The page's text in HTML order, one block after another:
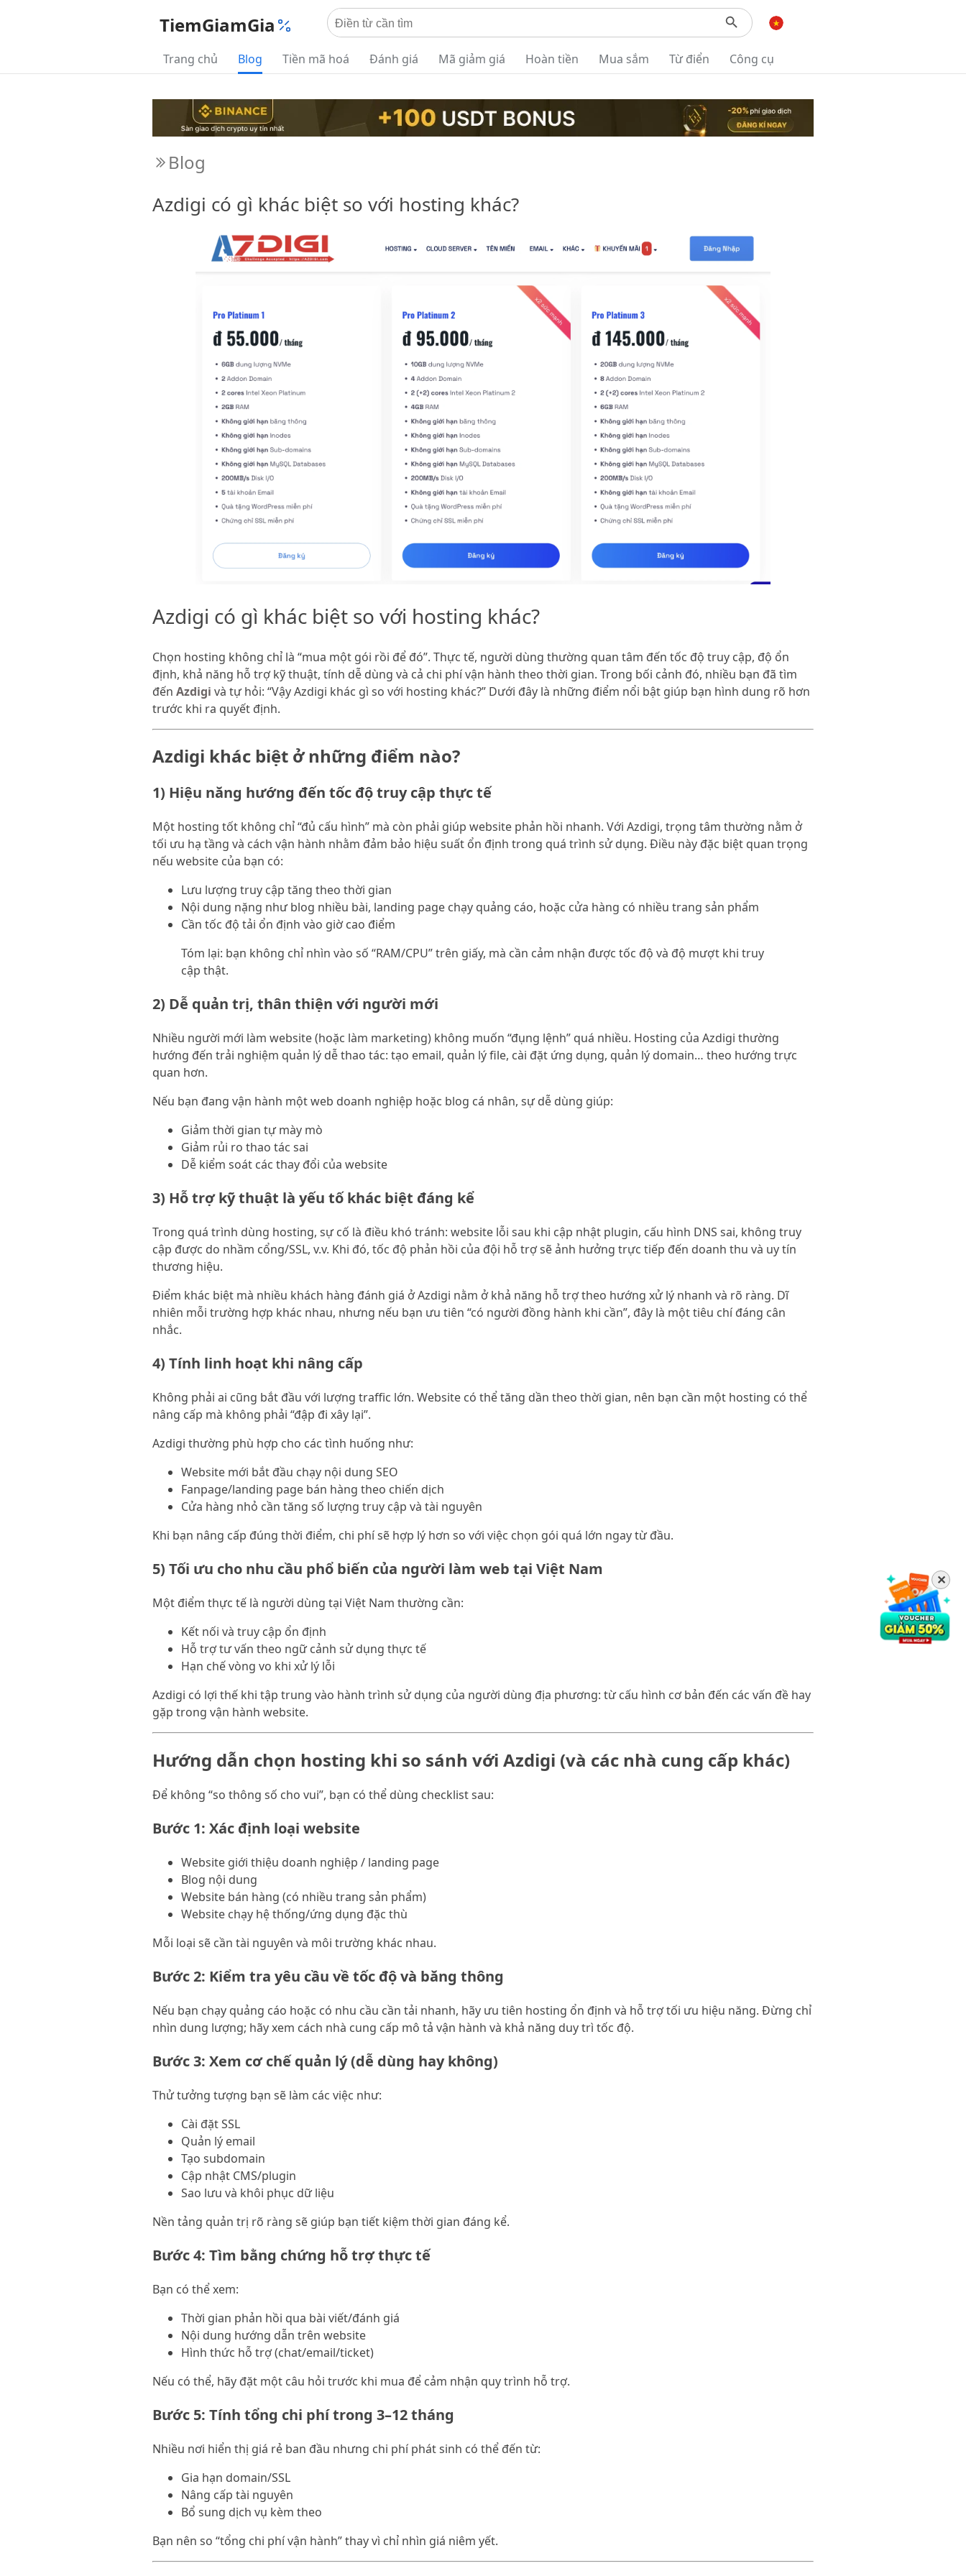
TiemGiamGia
Trang chủ Blog Tiền mã hoá Đánh giá Mã giảm giá Hoàn tiền Mua sắm Từ điển Công cụ
Blog
Azdigi có gì khác biệt so với hosting khác?
Azdigi có gì khác biệt so với hosting khác?
Chọn hosting không chỉ là “mua một gói rồi để đó”. Thực tế, người dùng thường quan tâm đến tốc độ truy cập, độ ổn
định, khả năng hỗ trợ kỹ thuật, tính dễ dùng và cả chi phí vận hành theo thời gian. Trong bối cảnh đó, nhiều bạn đã tìm
đến Azdigi và tự hỏi: “Vậy Azdigi khác gì so với hosting khác?” Dưới đây là những điểm nổi bật giúp bạn hình dung rõ hơn
trước khi ra quyết định.
Azdigi khác biệt ở những điểm nào?
1) Hiệu năng hướng đến tốc độ truy cập thực tế
Một hosting tốt không chỉ “đủ cấu hình” mà còn phải giúp website phản hồi nhanh. Với Azdigi, trọng tâm thường nằm ở
tối ưu hạ tầng và cách vận hành nhằm đảm bảo hiệu suất ổn định trong quá trình sử dụng. Điều này đặc biệt quan trọng
nếu website của bạn có:
Lưu lượng truy cập tăng theo thời gian
Nội dung nặng như blog nhiều bài, landing page chạy quảng cáo, hoặc cửa hàng có nhiều trang sản phẩm
Cần tốc độ tải ổn định vào giờ cao điểm
Tóm lại: bạn không chỉ nhìn vào số “RAM/CPU” trên giấy, mà cần cảm nhận được tốc độ và độ mượt khi truy
cập thật.
2) Dễ quản trị, thân thiện với người mới
Nhiều người mới làm website (hoặc làm marketing) không muốn “đụng lệnh” quá nhiều. Hosting của Azdigi thường
hướng đến trải nghiệm quản lý dễ thao tác: tạo email, quản lý file, cài đặt ứng dụng, quản lý domain… theo hướng trực
quan hơn.
Nếu bạn đang vận hành một web doanh nghiệp hoặc blog cá nhân, sự dễ dùng giúp:
Giảm thời gian tự mày mò
Giảm rủi ro thao tác sai
Dễ kiểm soát các thay đổi của website
3) Hỗ trợ kỹ thuật là yếu tố khác biệt đáng kể
Trong quá trình dùng hosting, sự cố là điều khó tránh: website lỗi sau khi cập nhật plugin, cấu hình DNS sai, không truy
cập được do nhầm cổng/SSL, v.v. Khi đó, tốc độ phản hồi của đội hỗ trợ sẽ ảnh hưởng trực tiếp đến doanh thu và uy tín
thương hiệu.
Điểm khác biệt mà nhiều khách hàng đánh giá ở Azdigi nằm ở khả năng hỗ trợ theo hướng xử lý nhanh và rõ ràng. Dĩ
nhiên mỗi trường hợp khác nhau, nhưng nếu bạn ưu tiên “có người đồng hành khi cần”, đây là một tiêu chí đáng cân
nhắc.
4) Tính linh hoạt khi nâng cấp
Không phải ai cũng bắt đầu với lượng traffic lớn. Website có thể tăng dần theo thời gian, nên bạn cần một hosting có thể
nâng cấp mà không phải “đập đi xây lại”.
Azdigi thường phù hợp cho các tình huống như:
Website mới bắt đầu chạy nội dung SEO
Fanpage/landing page bán hàng theo chiến dịch
Cửa hàng nhỏ cần tăng số lượng truy cập và tài nguyên
Khi bạn nâng cấp đúng thời điểm, chi phí sẽ hợp lý hơn so với việc chọn gói quá lớn ngay từ đầu.
5) Tối ưu cho nhu cầu phổ biến của người làm web tại Việt Nam
Một điểm thực tế là người dùng tại Việt Nam thường cần:
Kết nối và truy cập ổn định
Hỗ trợ tư vấn theo ngữ cảnh sử dụng thực tế
Hạn chế vòng vo khi xử lý lỗi
Azdigi có lợi thế khi tập trung vào hành trình sử dụng của người dùng địa phương: từ cấu hình cơ bản đến các vấn đề hay
gặp trong vận hành website.
Hướng dẫn chọn hosting khi so sánh với Azdigi (và các nhà cung cấp khác)
Để không “so thông số cho vui”, bạn có thể dùng checklist sau:
Bước 1: Xác định loại website
Website giới thiệu doanh nghiệp / landing page
Blog nội dung
Website bán hàng (có nhiều trang sản phẩm)
Website chạy hệ thống/ứng dụng đặc thù
Mỗi loại sẽ cần tài nguyên và môi trường khác nhau.
Bước 2: Kiểm tra yêu cầu về tốc độ và băng thông
Nếu bạn chạy quảng cáo hoặc có nhu cầu cần tải nhanh, hãy ưu tiên hosting ổn định và hỗ trợ tối ưu hiệu năng. Đừng chỉ
nhìn dung lượng; hãy xem cách nhà cung cấp mô tả vận hành và khả năng duy trì tốc độ.
Bước 3: Xem cơ chế quản lý (dễ dùng hay không)
Thử tưởng tượng bạn sẽ làm các việc như:
Cài đặt SSL
Quản lý email
Tạo subdomain
Cập nhật CMS/plugin
Sao lưu và khôi phục dữ liệu
Nền tảng quản trị rõ ràng sẽ giúp bạn tiết kiệm thời gian đáng kể.
Bước 4: Tìm bằng chứng hỗ trợ thực tế
Bạn có thể xem:
Thời gian phản hồi qua bài viết/đánh giá
Nội dung hướng dẫn trên website
Hình thức hỗ trợ (chat/email/ticket)
Nếu có thể, hãy đặt một câu hỏi trước khi mua để cảm nhận quy trình hỗ trợ.
Bước 5: Tính tổng chi phí trong 3–12 tháng
Nhiều nơi hiển thị giá rẻ ban đầu nhưng chi phí phát sinh có thể đến từ:
Gia hạn domain/SSL
Nâng cấp tài nguyên
Bổ sung dịch vụ kèm theo
Bạn nên so “tổng chi phí vận hành” thay vì chỉ nhìn giá niêm yết.
✕